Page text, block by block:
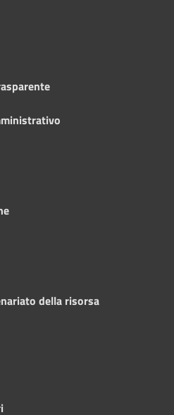
della risorsa